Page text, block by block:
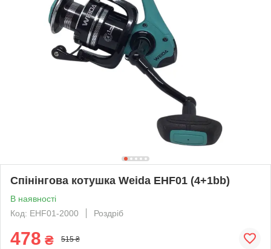
Спінінгова котушка Weida EHF01 (4+1bb)
В наявності
Код: EHF01-2000
Роздріб
478 ₴ 515 ₴